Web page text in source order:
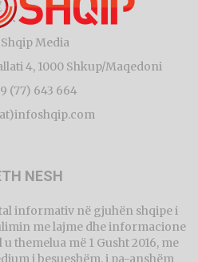
Media
4, 1000 Shkup/Maqedoni
(77) 643 664
NESH
informativ në gjuhën shqipe i
me lajme dhe informacione
themelua më 1 Gusht 2016, me
i besueshëm, i pa-anshëm